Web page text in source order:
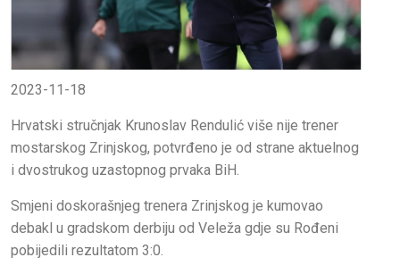
2023-11-18
Hrvatski stručnjak Krunoslav Rendulić više nije trener
mostarskog Zrinjskog, potvrđeno je od strane aktuelnog
i dvostrukog uzastopnog prvaka BiH.
Smjeni doskorašnjeg trenera Zrinjskog je kumovao
debakl u gradskom derbiju od Veleža gdje su Rođeni
pobijedili rezultatom 3:0.